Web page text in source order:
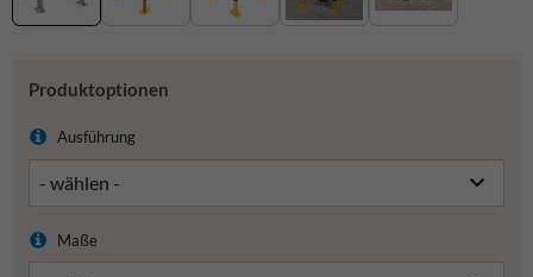
Produktoptionen
Ausführung
Maße